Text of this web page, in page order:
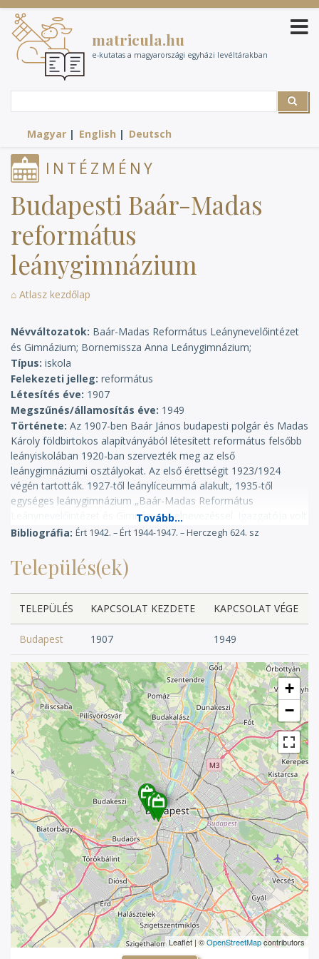
Ugrás
tartalomra
matricula.hu
e-kutatas a magyarországi egyházi levéltárakban
Search
Magyar English Deutsch
INTÉZMÉNY
Budapesti Baár-Madas
református
leánygimnázium
⌂ Atlasz kezdőlap
Névváltozatok Baár-Madas Református Leánynevelőintézet
és Gimnázium; Bornemissza Anna Leánygimnázium;
Típus iskola
Felekezeti jelleg református
Létesítés éve 1907
Megszűnés/államosítás éve 1949
Története Az 1907-ben Baár János budapesti polgár és Madas
Károly földbirtokos alapítványából létesített református felsőbb
leányiskolában 1920-ban szervezték meg az első
leánygimnáziumi osztályokat. Az első érettségit 1923/1924
végén tartották. 1927-től leánylíceummá alakult, 1935-től
egységes leánygimnázium „Baár-Madas Református
Leánynevelőintézet és Gimnázium” elnevezéssel. Igazgatója volt
Áprily Lajos. – Tanulólétszámok: 1924: 253 (12); 1932: 461 (35);
– az állami hatóságok és a református egyház vezetősége
között létrejött egyezmény alapján – református iskolaként
működött tovább. 1952-ben megszűnt. (A gimnázium
épületében 1948 szeptemberében kezdte működését az állami
Bornemissza Anna Leánygimnázium. Ez 1949-ben megszűnt.
Ugyanott nyílt meg 1954-ben a Móricz Zsigmond Gimnázium.)
(KIKT) – Az iskolát 1907-ben a budapesti református
egyházközség és a dunamelléki református egyházkerület
alapította Baár János és Madas Károly alapítványából. 1916-tól
felsőleányiskola, 1920-tól leánygimnázium, 1927-től leánylíceum,
1934-től leánygimnázium, 1952-ben megszűnt. Az 1945/46.
tanévtől kezdv a gimnázium alsó osztályai fokozatosan
beolvadtak az általános iskolába. – Az iskola a II. Hunyadi János
[Albrecht főherceg] út 26. sz. házban [Lónyai–Hatvany-villa]
kezdte meg működését, 1910-től az I. Attila utca 101. sz.
bérházban volt elhelyezve. 1930-ban költözött az iskola céljára
készült épületbe a II. Lorántffy Zsuzsanna út 3. sz. alá. (HBI 624)
Bibliográfia Ért 1942. – Ért 1944-1947. – Herczegh 624. sz
Település(ek)
TELEPÜLÉS KAPCSOLAT KEZDETE KAPCSOLAT VÉGE
Budapest 1907 1949
+
−
Leaflet | ©OpenStreetMapcontributors